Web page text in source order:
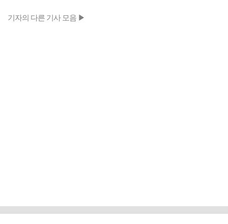
기자의 다른 기사 모음 ▶